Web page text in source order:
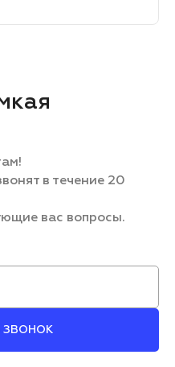
в течение 20
вас вопросы.
ЗВОНОК